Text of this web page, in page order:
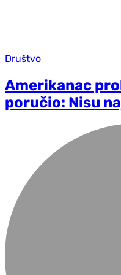
Društvo
Amerikanac
poručio: Nisu